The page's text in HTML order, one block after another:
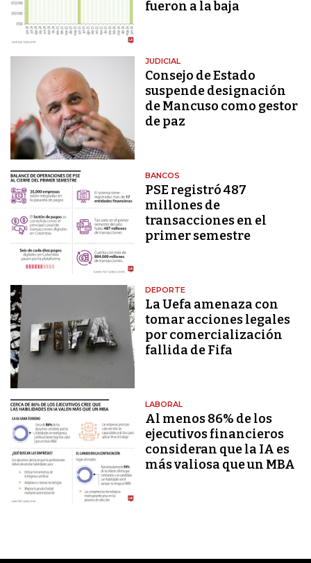
fueron a la baja
JUDICIAL
Consejo de Estado
suspende designación
de Mancuso como gestor
de paz
BANCOS
PSE registró 487
millones de
transacciones en el
primer semestre
DEPORTE
La Uefa amenaza con
tomar acciones legales
por comercialización
fallida de Fifa
LABORAL
Al menos 86% de los
ejecutivos financieros
consideran que la IA es
más valiosa que un MBA